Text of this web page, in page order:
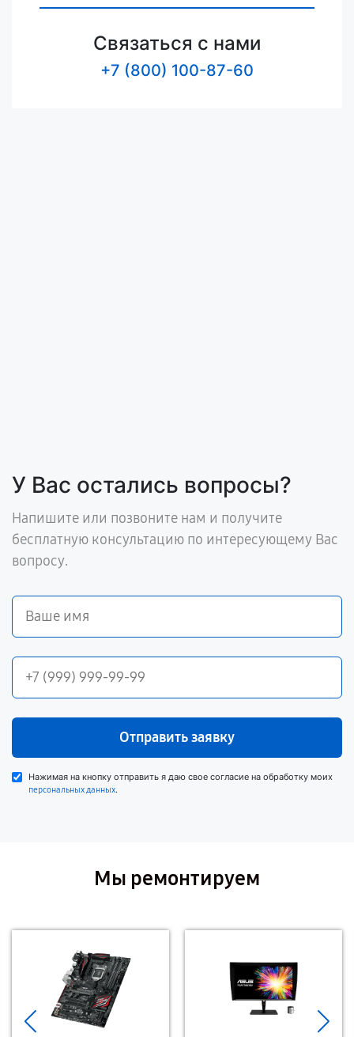
Связаться с нами
+7 (800) 100-87-60
У Вас остались вопросы?
Напишите или позвоните нам и получите
бесплатную консультацию по интересующему Вас
вопросу.
Отправить заявку
Нажимая на кнопку отправить я даю свое согласие на обработку моих
персональных данных.
Мы ремонтируем